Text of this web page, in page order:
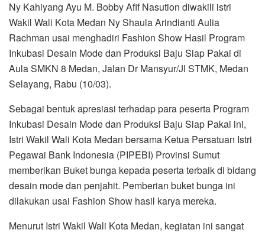
Ny Kahiyang Ayu M. Bobby Afif Nasution diwakili istri
Wakil Wali Kota Medan Ny Shaula Arindianti Aulia
Rachman usai menghadiri Fashion Show Hasil Program
Inkubasi Desain Mode dan Produksi Baju Siap Pakai di
Aula SMKN 8 Medan, Jalan Dr Mansyur/Jl STMK, Medan
Selayang, Rabu (10/03).
Sebagai bentuk apresiasi terhadap para peserta Program
Inkubasi Desain Mode dan Produksi Baju Siap Pakai ini,
Istri Wakil Wali Kota Medan bersama Ketua Persatuan Istri
Pegawai Bank Indonesia (PIPEBI) Provinsi Sumut
memberikan Buket bunga kepada peserta terbaik di bidang
desain mode dan penjahit. Pemberian buket bunga ini
dilakukan usai Fashion Show hasil karya mereka.
Menurut Istri Wakil Wali Kota Medan, kegiatan ini sangat